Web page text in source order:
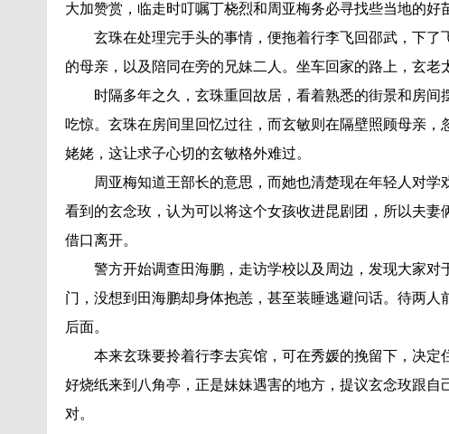
大加赞赏，临走时叮嘱丁桡烈和周亚梅务必寻找些当地的好
玄珠在处理完手头的事情，便拖着行李飞回邵武，下了
的母亲，以及陪同在旁的兄妹二人。坐车回家的路上，玄老
时隔多年之久，玄珠重回故居，看着熟悉的街景和房间
吃惊。玄珠在房间里回忆过往，而玄敏则在隔壁照顾母亲
姥姥，这让求子心切的玄敏格外难过。
周亚梅知道王部长的意思，而她也清楚现在年轻人对学
看到的玄念玫，认为可以将这个女孩收进昆剧团，所以夫
借口离开。
警方开始调查田海鹏，走访学校以及周边，发现大家对
门，没想到田海鹏却身体抱恙，甚至装睡逃避问话。待两
后面。
本来玄珠要拎着行李去宾馆，可在秀媛的挽留下，决定
好烧纸来到八角亭，正是妹妹遇害的地方，提议玄念玫跟
对。